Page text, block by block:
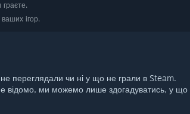
граєте.
ігор.
переглядали чи ні у що не грали в Steam.
відомо, ми можемо лише здогадуватись, у що